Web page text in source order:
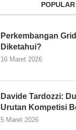
Perkembangan
Diketahui?
16 Maret 2026
Davide Tardozzi:
Urutan Kompetisi
5 Maret 2026